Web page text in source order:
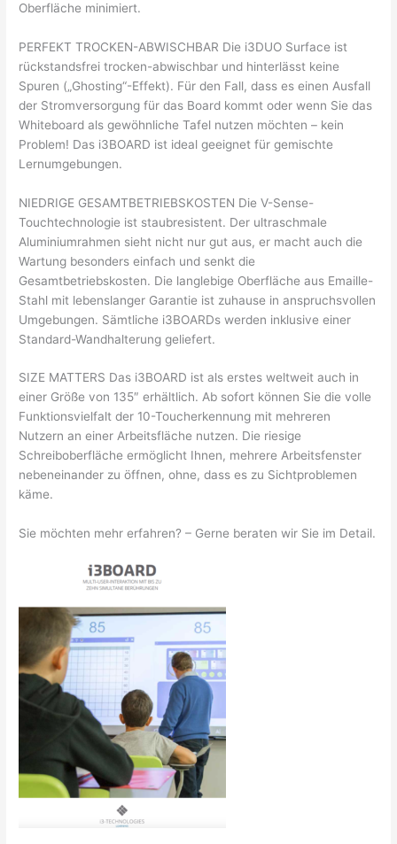
Oberfläche minimiert.
PERFEKT TROCKEN-ABWISCHBAR Die i3DUO Surface ist
rückstandsfrei trocken-abwischbar und hinterlässt keine
Spuren („Ghosting“-Effekt). Für den Fall, dass es einen Ausfall
der Stromversorgung für das Board kommt oder wenn Sie das
Whiteboard als gewöhnliche Tafel nutzen möchten – kein
Problem! Das i3BOARD ist ideal geeignet für gemischte
Lernumgebungen.
NIEDRIGE GESAMTBETRIEBSKOSTEN Die V-Sense-
Touchtechnologie ist staubresistent. Der ultraschmale
Aluminiumrahmen sieht nicht nur gut aus, er macht auch die
Wartung besonders einfach und senkt die
Gesamtbetriebskosten. Die langlebige Oberfläche aus Emaille-
Stahl mit lebenslanger Garantie ist zuhause in anspruchsvollen
Umgebungen. Sämtliche i3BOARDs werden inklusive einer
Standard-Wandhalterung geliefert.
SIZE MATTERS Das i3BOARD ist als erstes weltweit auch in
einer Größe von 135″ erhältlich. Ab sofort können Sie die volle
Funktionsvielfalt der 10-Toucherkennung mit mehreren
Nutzern an einer Arbeitsfläche nutzen. Die riesige
Schreiboberfläche ermöglicht Ihnen, mehrere Arbeitsfenster
nebeneinander zu öffnen, ohne, dass es zu Sichtproblemen
käme.
Sie möchten mehr erfahren? – Gerne beraten wir Sie im Detail.